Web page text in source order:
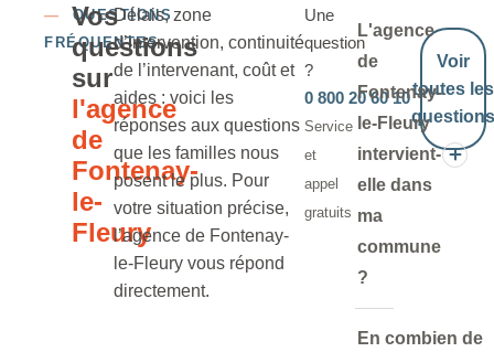
— QUESTIONS
FRÉQUENTES
Vos
questions
sur
l'agence
de
Fontenay-
le-
Fleury
Délais, zone
d’intervention, continuité
de l’intervenant, coût et
aides : voici les
réponses aux questions
que les familles nous
posent le plus. Pour
votre situation précise,
l’agence de Fontenay-
le-Fleury vous répond
directement.
Une
question
?
0 800 20 60 10
Service
et
appel
gratuits
Voir
toutes les
questions
L'agence
de
Fontenay-
le-Fleury
intervient-
elle dans
ma
commune
?
En combien de